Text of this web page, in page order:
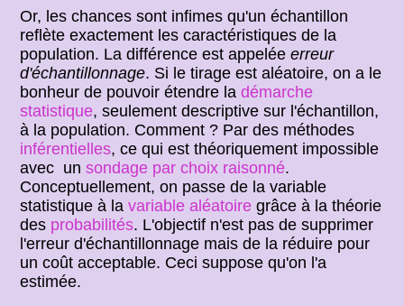
Or, les chances sont infimes qu'un échantillon
reflète exactement les caractéristiques de la
population. La différence est appeléeerreur
d'échantillonnage. Si le tirage est aléatoire, on a le
bonheur de pouvoir étendre ladémarche
statistique, seulement descriptive sur l'échantillon,
à la population. Comment ? Par des méthodes
inférentielles, ce qui est théoriquement impossible
avec unsondage par choix raisonné.
Conceptuellement, on passe de la variable
statistique à lavariable aléatoire grâce à la théorie
des probabilités. L'objectif n'est pas de supprimer
l'erreur d'échantillonnage mais de la réduire pour
un coût acceptable. Ceci suppose qu'on l'a
estimée.